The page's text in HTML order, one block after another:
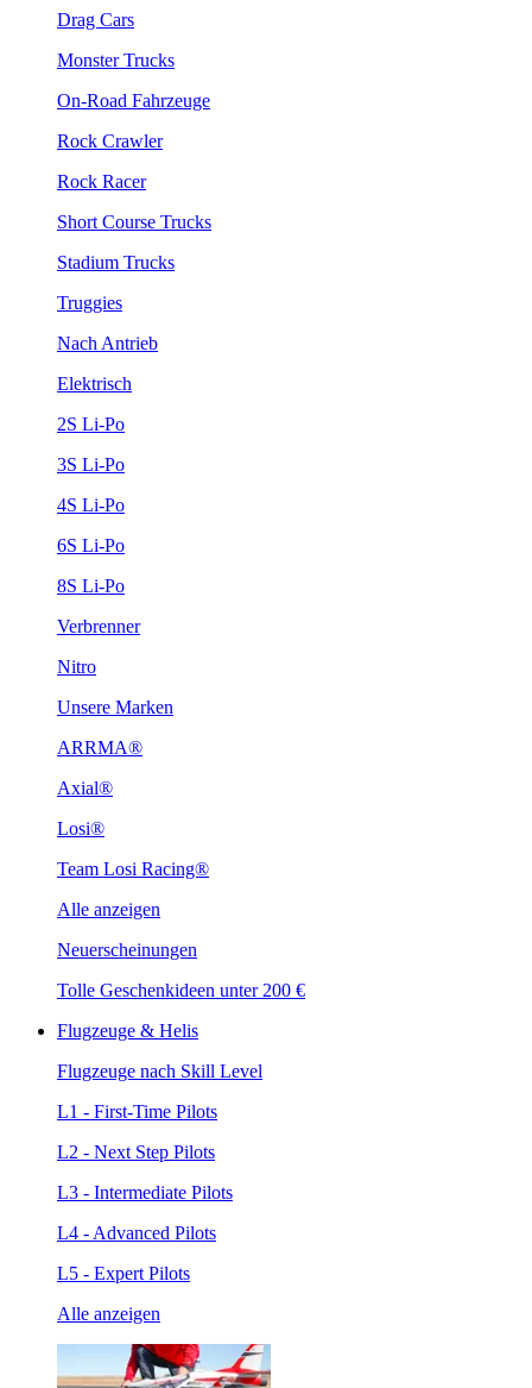
Drag Cars
Monster Trucks
On-Road Fahrzeuge
Rock Crawler
Rock Racer
Short Course Trucks
Stadium Trucks
Truggies
Nach Antrieb
Elektrisch
2S Li-Po
3S Li-Po
4S Li-Po
6S Li-Po
8S Li-Po
Verbrenner
Nitro
Unsere Marken
ARRMA®
Axial®
Losi®
Team Losi Racing®
Alle anzeigen
Neuerscheinungen
Tolle Geschenkideen unter 200 €
Flugzeuge & Helis
Flugzeuge nach Skill Level
L1 - First-Time Pilots
L2 - Next Step Pilots
L3 - Intermediate Pilots
L4 - Advanced Pilots
L5 - Expert Pilots
Alle anzeigen